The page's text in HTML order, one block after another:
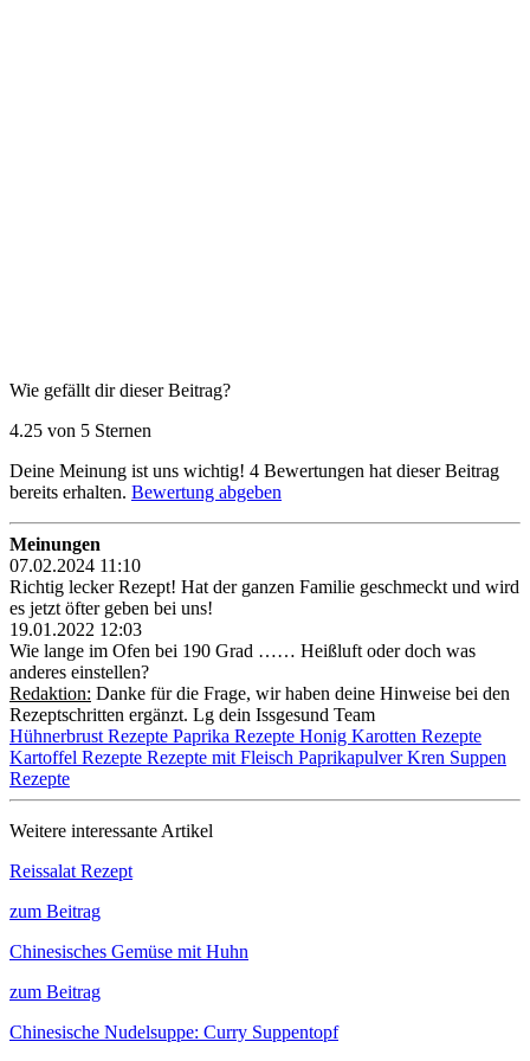
Wie gefällt dir dieser Beitrag?
4.25 von 5 Sternen
Deine Meinung ist uns wichtig! 4 Bewertungen hat dieser Beitrag
bereits erhalten. Bewertung abgeben
Meinungen
07.02.2024 11:10
Richtig lecker Rezept! Hat der ganzen Familie geschmeckt und wird
es jetzt öfter geben bei uns!
19.01.2022 12:03
Wie lange im Ofen bei 190 Grad …… Heißluft oder doch was
anderes einstellen?
Redaktion: Danke für die Frage, wir haben deine Hinweise bei den
Rezeptschritten ergänzt. Lg dein Issgesund Team
Hühnerbrust Rezepte Paprika Rezepte Honig Karotten Rezepte
Kartoffel Rezepte Rezepte mit Fleisch PaprikapulverKren Suppen
Rezepte
Weitere interessante Artikel
Reissalat Rezept
zum Beitrag
Chinesisches Gemüse mit Huhn
zum Beitrag
Chinesische Nudelsuppe: Curry Suppentopf